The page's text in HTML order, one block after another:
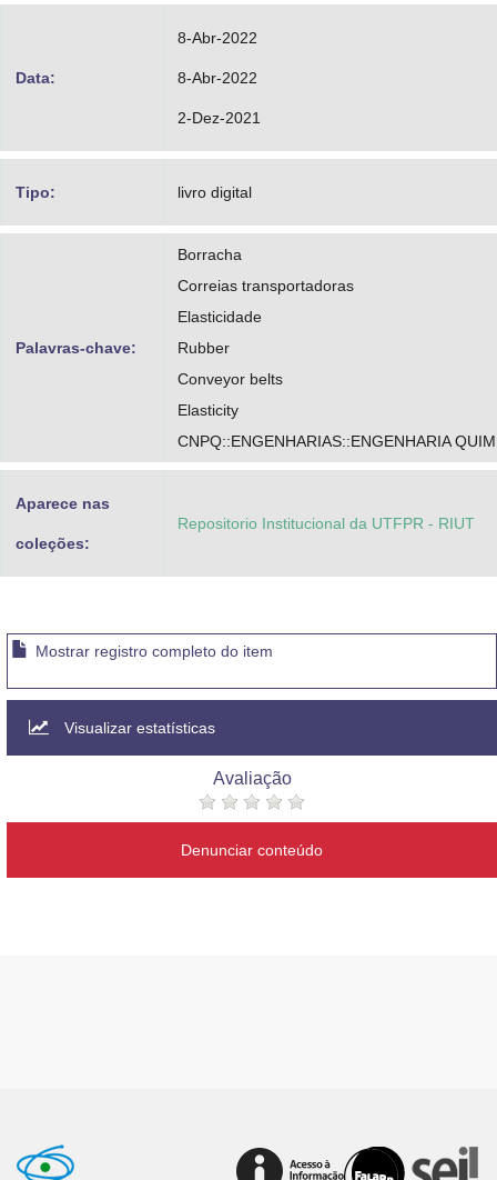
Data:
8-Abr-2022
8-Abr-2022
2-Dez-2021
Tipo: livro digital
Palavras-chave:
Borracha
Correias transportadoras
Elasticidade
Rubber
Conveyor belts
Elasticity
CNPQ::ENGENHARIAS::ENGENHARIA
Aparece nas
coleções:
Repositorio Institucional da UTFPR - RIUT
Mostrar registro completo do item
Visualizar estatísticas
Avaliação
Denunciar conteúdo